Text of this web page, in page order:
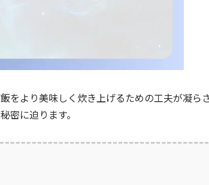
をより美味しく炊き上げるための工夫が凝ら
密に迫ります。